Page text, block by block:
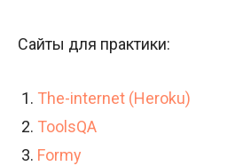
Сайты для практики:
The-internet (Heroku)
ToolsQA
Formy